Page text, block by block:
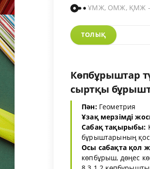
ҰМЖ, ОМЖ, ҚМЖ -
ТОЛЫҚ
Көпбұрыштар
сыртқы
Пән:Геометрия
Ұзақ мерзімді
Сабақ тақырыбы:
бұрыштарының
Осы сабақта қол
көпбұрыш, дөңес